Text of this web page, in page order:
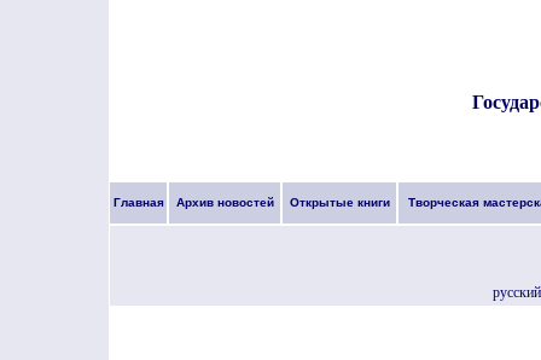
Главная Архив новостей Открытые книги Творческая